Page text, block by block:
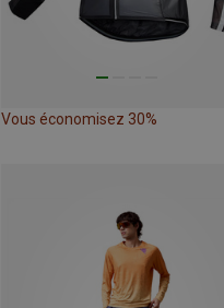
Vous économisez 30%